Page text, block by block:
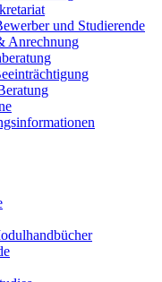
und Studierende
Anrechnung